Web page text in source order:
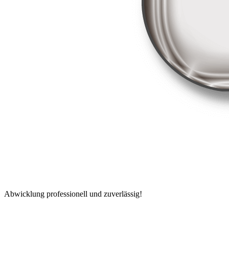
Abwicklung professionell und zuverlässig!